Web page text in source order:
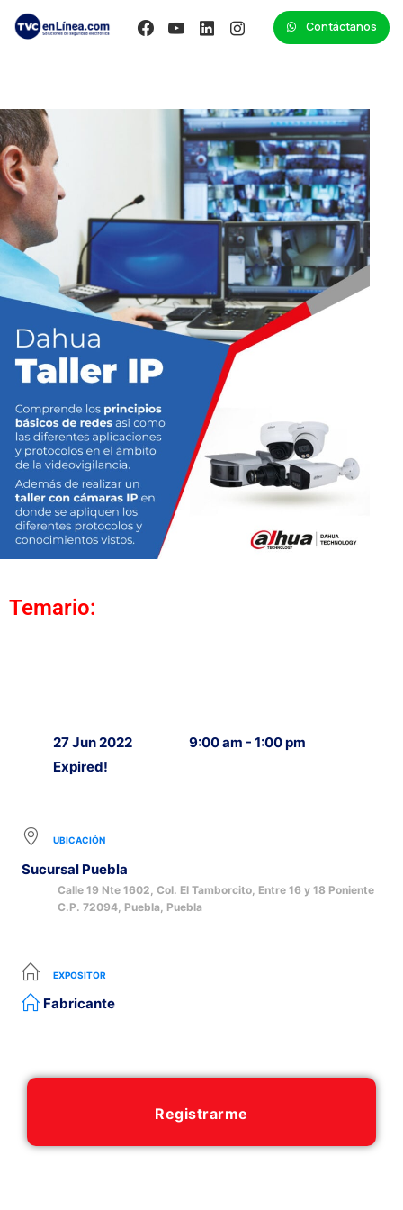
Contáctanos
Temario:
27 Jun 2022
Expired!
9:00 am - 1:00 pm
UBICACIÓN
Sucursal Puebla
Calle 19 Nte 1602, Col. El Tamborcito, Entre 16 y 18 Poniente
C.P. 72094, Puebla, Puebla
EXPOSITOR
Fabricante
Registrarme